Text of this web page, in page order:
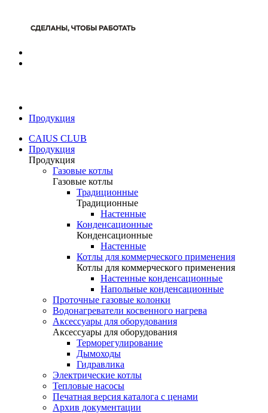
Продукция
CAIUS CLUB
Продукция
Продукция
Газовые котлы
Газовые котлы
Традиционные
Традиционные
Настенные
Конденсационные
Конденсационные
Настенные
Котлы для коммерческого применения
Котлы для коммерческого применения
Настенные конденсационные
Напольные конденсационные
Проточные газовые колонки
Водонагреватели косвенного нагрева
Аксессуары для оборудования
Аксессуары для оборудования
Терморегулирование
Дымоходы
Гидравлика
Электрические котлы
Тепловые насосы
Печатная версия каталога с ценами
Архив документации